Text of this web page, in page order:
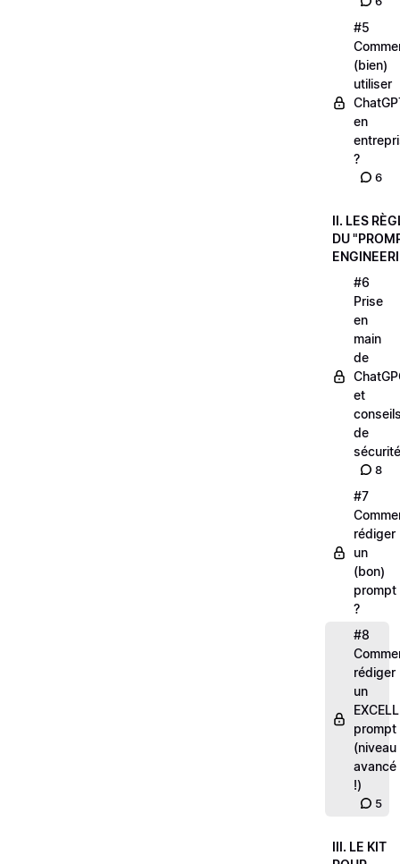
#5
(bien)
utiliser
en
?
6
II. LES
DU
#6
Prise
en
main
de
et
de
sécurité
8
#7
rédiger
un
(bon)
prompt
?
#8
rédiger
un
prompt
(niveau
avancé
!)
5
III. LE KIT